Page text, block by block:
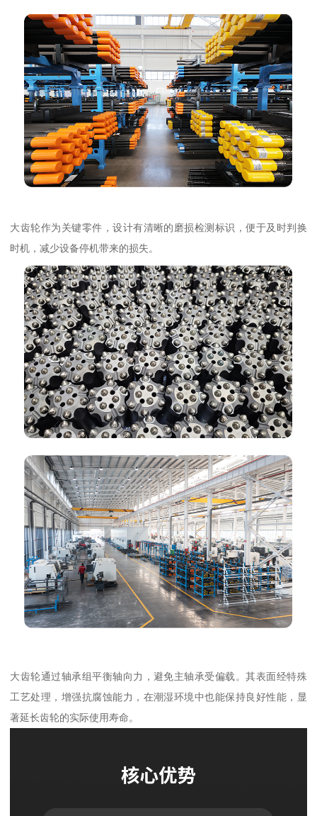
大齿轮作为关键零件，设计有清晰的磨损检测标识，便于及时判换
时机，减少设备停机带来的损失。
大齿轮通过轴承组平衡轴向力，避免主轴承受偏载。其表面经特殊
工艺处理，增强抗腐蚀能力，在潮湿环境中也能保持良好性能，显
著延长齿轮的实际使用寿命。